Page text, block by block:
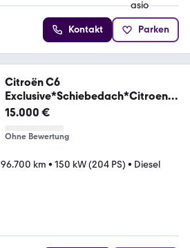
Kontakt Parken
Citroën C6
Exclusive*Schiebedach*Citroen
Scheckheft
15.000 €
Ohne Bewertung
96.700 km • 150 kW (204 PS) • Diesel